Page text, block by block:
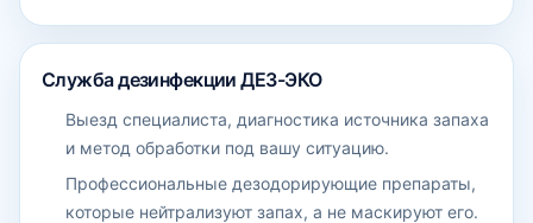
Служба дезинфекции ДЕЗ-ЭКО
Выезд специалиста, диагностика источника запаха
и метод обработки под вашу ситуацию.
Профессиональные дезодорирующие препараты,
которые нейтрализуют запах, а не маскируют его.